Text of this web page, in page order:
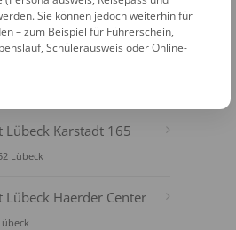
Karstadt 165
Lübeck
Haerder Center
Sie können jedoch weiterhin für
– zum Beispiel für Führerschein,
Schülerausweis oder Online-